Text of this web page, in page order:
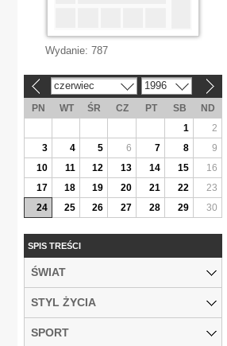
Wydanie: 787
czerwiec 1996
PN WT ŚR CZ PT SB
ND
1
2
3
4 5 6 7 8
9
10
11 12 13 14 15
16
17
18 19 20 21 22
23
24
25 26 27 28 29 30
SPIS TREŚCI
ŚWIAT
STYL ŻYCIA
SPORT